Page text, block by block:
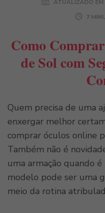
ATUALIZADO EM
7
Como
de Sol com
Quem precisa de uma
enxergar melhor
comprar óculos online
Também não é
uma armação quando
modelo pode ser uma
meio da rotina